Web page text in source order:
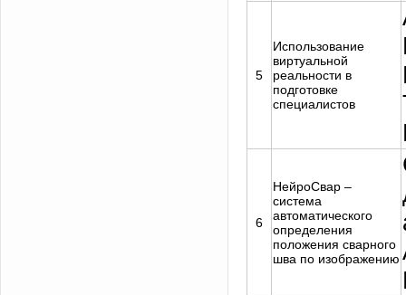
5
Использование
виртуальной
реальности в
подготовке
специалистов
6
НейроСвар –
система
автоматического
определения
положения сварного
шва по изображению